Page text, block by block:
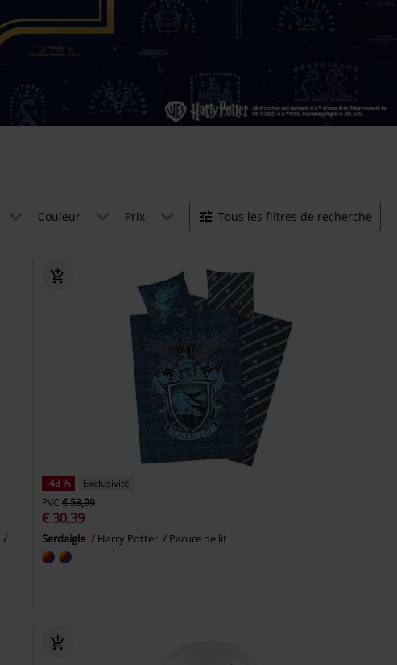
Couleur Prix Tous les filtres de recherche
-43 %
Exclusivité
PVC € 53,99
€ 30,39
Serdaigle Harry Potter Parure de lit